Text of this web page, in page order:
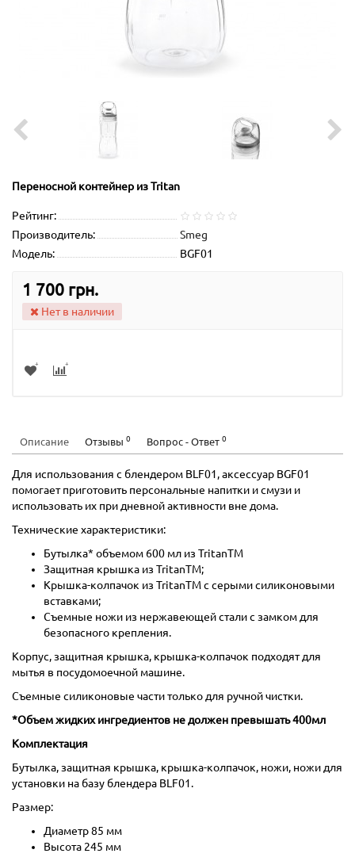
Переносной контейнер из Tritan
Рейтинг:
Производитель:
Smeg
Модель:
BGF01
1 700 грн.
Нет в наличии
Описание Отзывы 0 Вопрос - Ответ 0
Для использования с блендером BLF01, аксессуар BGF01
помогает приготовить персональные напитки и смузи и
использовать их при дневной активности вне дома.
Технические характеристики:
Бутылка* объемом 600 мл из TritanTM
Защитная крышка из TritanTM;
Крышка-колпачок из TritanTM с серыми силиконовыми
вставками;
Съемные ножи из нержавеющей стали с замком для
безопасного крепления.
Корпус, защитная крышка, крышка-колпачок подходят для
мытья в посудомоечной машине.
Съемные силиконовые части только для ручной чистки.
*Объем жидких ингредиентов не должен превышать 400мл
Комплектация
Бутылка, защитная крышка, крышка-колпачок, ножи, ножи для
установки на базу блендера BLF01.
Размер:
Диаметр 85 мм
Высота 245 мм